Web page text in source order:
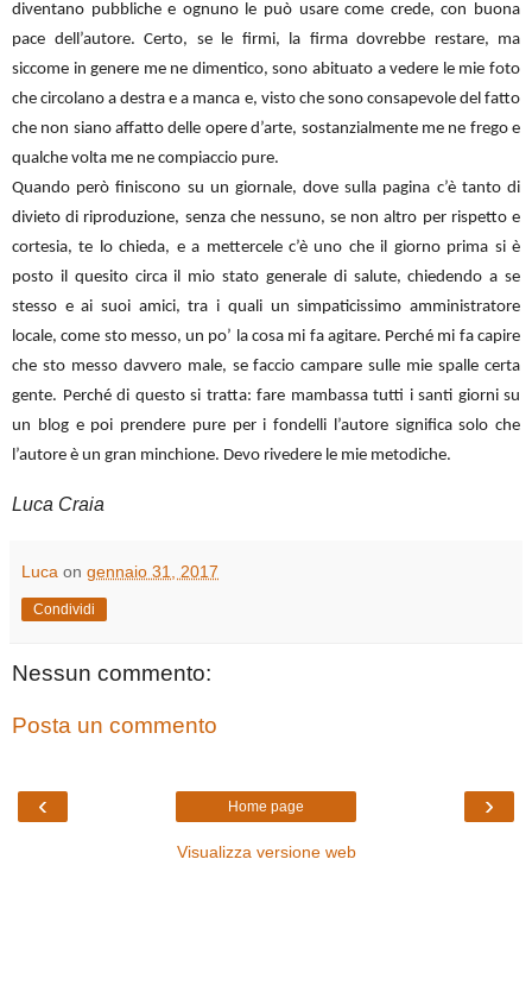
diventano pubbliche e ognuno le può usare come crede, con buona
pace dell’autore. Certo, se le firmi, la firma dovrebbe restare, ma
siccome in genere me ne dimentico, sono abituato a vedere le mie foto
che circolano a destra e a manca e, visto che sono consapevole del fatto
che non siano affatto delle opere d’arte, sostanzialmente me ne frego e
qualche volta me ne compiaccio pure.
Quando però finiscono su un giornale, dove sulla pagina c’è tanto di
divieto di riproduzione, senza che nessuno, se non altro per rispetto e
cortesia, te lo chieda, e a mettercele c’è uno che il giorno prima si è
posto il quesito circa il mio stato generale di salute, chiedendo a se
stesso e ai suoi amici, tra i quali un simpaticissimo amministratore
locale, come sto messo, un po’ la cosa mi fa agitare. Perché mi fa capire
che sto messo davvero male, se faccio campare sulle mie spalle certa
gente. Perché di questo si tratta: fare mambassa tutti i santi giorni su
un blog e poi prendere pure per i fondelli l’autore significa solo che
l’autore è un gran minchione. Devo rivedere le mie metodiche.
Luca Craia
Luca on gennaio 31, 2017
Condividi
Nessun commento:
Posta un commento
‹ ›
Home page
Visualizza versione web